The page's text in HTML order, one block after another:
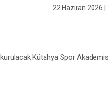
22 Haziran 2026
Kütahya Spor Akademisi